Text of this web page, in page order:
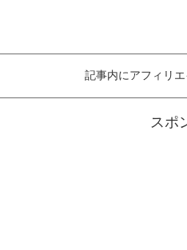
記事内にアフィリ
スポ